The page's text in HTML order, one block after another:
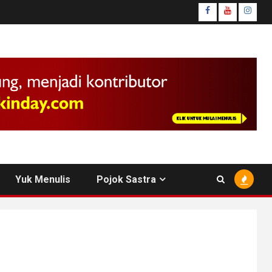
facebook
youtube
Yuk Menulis Pojok Sastra